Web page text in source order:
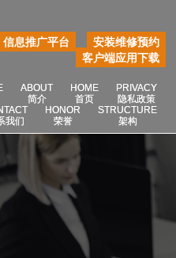
信息推广平台
安装维修预约
客户端应用下载
PRIVACY
隐私政策
HOME
首页
ABOUT
简介
STRUCTURE
架构
HONOR
荣誉
我们